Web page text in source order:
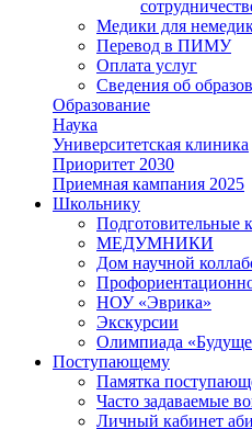
Медики для
Перевод в ПИМУ
Оплата услуг
Сведения об
Образование
Наука
Университетская клиника
Приоритет 2030
Приемная кампания 2025
Школьнику
Подготовительные
МЕДУМНИКИ
Дом научной
НОУ «Эврика»
Экскурсии
Олимпиада
Поступающему
Памятка
Часто задаваемые
Личный кабинет